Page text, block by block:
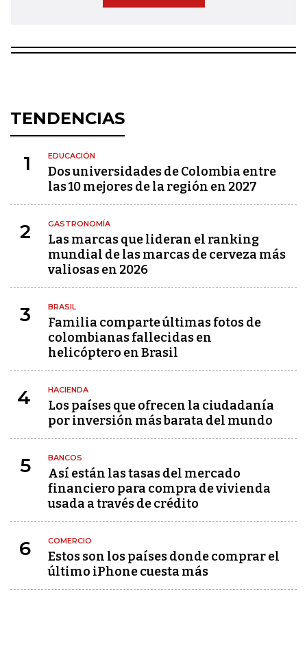
TENDENCIAS
1 EDUCACIÓN
Dos universidades de Colombia entre
las 10 mejores de la región en 2027
2 GASTRONOMÍA
Las marcas que lideran el ranking
mundial de las marcas de cerveza más
valiosas en 2026
3 BRASIL
Familia comparte últimas fotos de
colombianas fallecidas en
helicóptero en Brasil
4 HACIENDA
Los países que ofrecen la ciudadanía
por inversión más barata del mundo
5 BANCOS
Así están las tasas del mercado
financiero para compra de vivienda
usada a través de crédito
6 COMERCIO
Estos son los países donde comprar el
último iPhone cuesta más